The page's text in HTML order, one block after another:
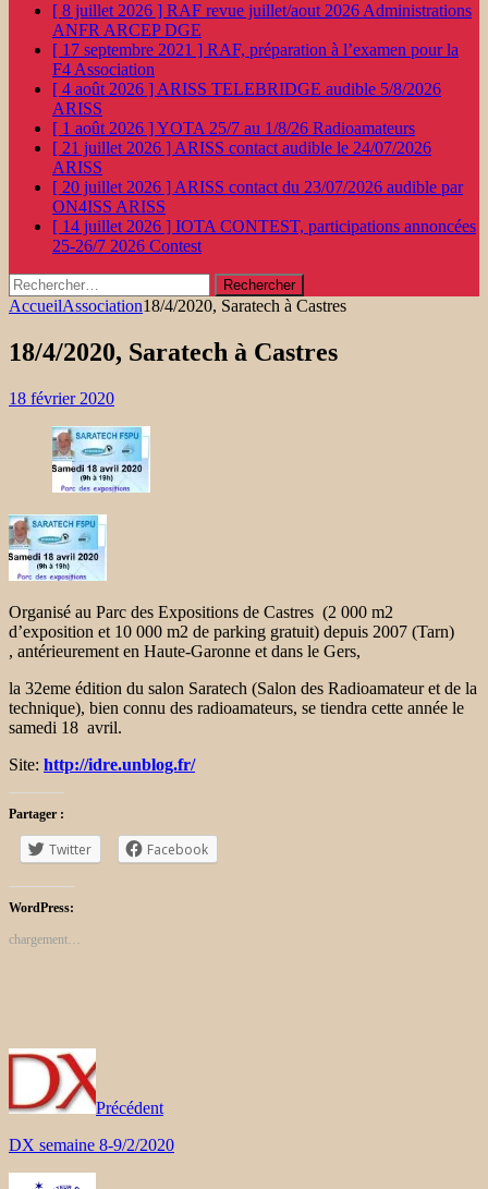
[ 8 juillet 2026 ] RAF revue juillet/aout 2026 Administrations
ANFR ARCEP DGE
[ 17 septembre 2021 ] RAF, préparation à l’examen pour la
F4 Association
[ 4 août 2026 ] ARISS TELEBRIDGE audible 5/8/2026
ARISS
[ 1 août 2026 ]YOTA 25/7 au 1/8/26 Radioamateurs
[ 21 juillet 2026 ] ARISS contact audible le 24/07/2026
ARISS
[ 20 juillet 2026 ] ARISS contact du 23/07/2026 audible par
ON4ISS ARISS
[ 14 juillet 2026 ] IOTA CONTEST, participations annoncées
25-26/7 2026 Contest
Rechercher :
AccueilAssociation18/4/2020, Saratech à Castres
18/4/2020, Saratech à Castres
18 février 2020
Organisé au Parc des Expositions de Castres (2 000 m2
d’exposition et 10 000 m2 de parking gratuit) depuis 2007 (Tarn)
, antérieurement en Haute-Garonne et dans le Gers,
la 32eme édition du salon Saratech (Salon des Radioamateur et de la
technique), bien connu des radioamateurs, se tiendra cette année le
samedi 18 avril.
Site: http://idre.unblog.fr/
Partager :
Twitter Facebook
WordPress:
chargement…
Précédent
DX semaine 8-9/2/2020